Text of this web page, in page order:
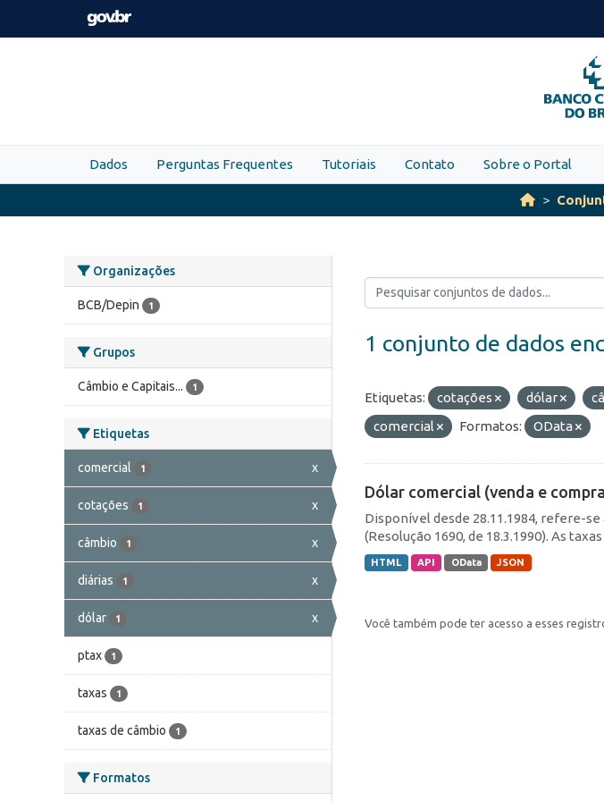
Skip to main content
Dados Perguntas Frequentes Tutoriais Contato Sobre o Portal
Organizações
BCB/Depin 1
Grupos
Câmbio e Capitais... 1
Etiquetas
comercial 1 x
cotações 1 x
câmbio 1 x
diárias 1 x
dólar 1 x
ptax 1
taxas 1
taxas de câmbio 1
Formatos
1 conjunto de dados
Etiquetas: cotações dólar
comercial
Formatos: OData
Dólar comercial (venda e
Disponível desde 28.11.1984, refere-
(Resolução 1690, de 18.3.1990). As
HTML API OData JSON
Você também pode ter acesso a esses